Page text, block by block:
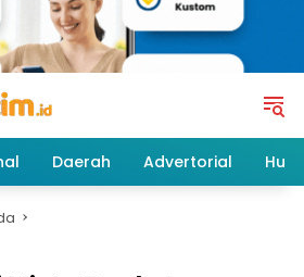
Daerah Advertorial